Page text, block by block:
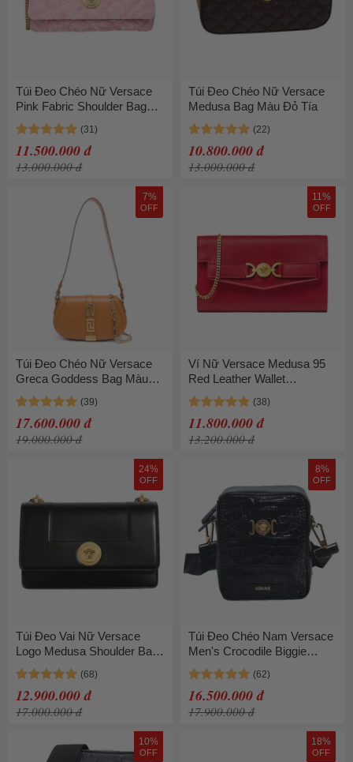
Túi Đeo Chéo Nữ Versace
Pink Fabric Shoulder Bag
Màu Hồng
11.500.000 đ
13.000.000 đ
Túi Đeo Chéo Nữ Versace
Medusa Bag Màu Đỏ Tía
10.800.000 đ
13.000.000 đ
7%
OFF
Túi Đeo Chéo Nữ Versace
Greca Goddess Bag Màu
Nâu
17.600.000 đ
19.000.000 đ
11%
OFF
Ví Nữ Versace Medusa 95
Red Leather Wallet
10150701A107951RB3V
Màu Đỏ
11.800.000 đ
13.200.000 đ
24%
OFF
Túi Đeo Vai Nữ Versace
Logo Medusa Shoulder Bag
Leather Black Gold Tone
Màu Đen
12.900.000 đ
17.000.000 đ
8%
OFF
Túi Đeo Chéo Nam Versace
Men's Crocodile Biggie
Shoulder Bag 1000721 Màu
Đen
16.500.000 đ
17.900.000 đ
10%
OFF
18%
OFF